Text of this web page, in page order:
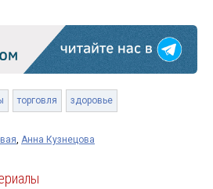
торговля здоровье
, Анна Кузнецова